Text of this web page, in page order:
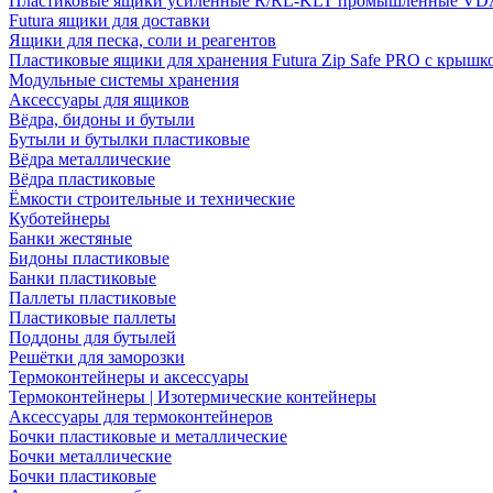
Futura ящики для доставки
Ящики для песка, соли и реагентов
Пластиковые ящики для хранения Futura Zip Safe PRO с
Модульные системы хранения
Аксессуары для ящиков
Вёдра, бидоны и бутыли
Бутыли и бутылки пластиковые
Вёдра металлические
Вёдра пластиковые
Ёмкости строительные и технические
Куботейнеры
Банки жестяные
Бидоны пластиковые
Банки пластиковые
Паллеты пластиковые
Пластиковые паллеты
Поддоны для бутылей
Решётки для заморозки
Термоконтейнеры и аксессуары
Термоконтейнеры | Изотермические контейнеры
Аксессуары для термоконтейнеров
Бочки пластиковые и металлические
Бочки металлические
Бочки пластиковые